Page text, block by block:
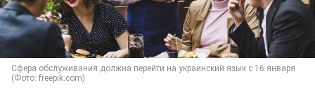
Сфера обслуживания должна перейти на украинский язык с 16 января
(Фото: freepik.com)